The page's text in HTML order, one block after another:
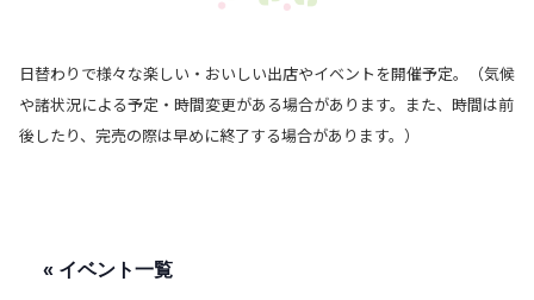
日替わりで様々な楽しい・おいしい出店やイベントを開催予定。（気候
や諸状況による予定・時間変更がある場合があります。また、時間は前
後したり、完売の際は早めに終了する場合があります。）
« イベント一覧